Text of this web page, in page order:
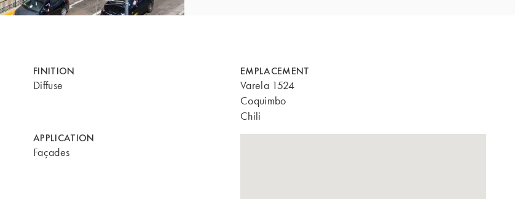
FINITION
Diffuse
APPLICATION
Façades
EMPLACEMENT
Varela 1524
Coquimbo
Chili